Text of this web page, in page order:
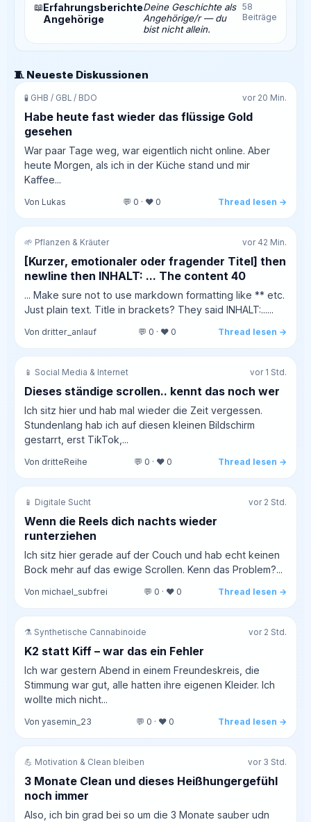
📖Erfahrungsberichte
Angehörige
Deine Geschichte als
Angehörige/r — du
bist nicht allein.
58
Beiträge
🧵 Neueste Diskussionen
🧪 GHB / GBL / BDO vor 20 Min.
Habe heute fast wieder das flüssige Gold
gesehen
War paar Tage weg, war eigentlich nicht online. Aber
heute Morgen, als ich in der Küche stand und mir
Kaffee...
Von Lukas 💬 0 · ❤️ 0 Thread lesen →
🌱 Pflanzen & Kräuter vor 42 Min.
[Kurzer, emotionaler oder fragender Titel] then
newline then INHALT: ... The content 40
... Make sure not to use markdown formatting like ** etc.
Just plain text. Title in brackets? They said INHALT:......
Von dritter_anlauf 💬 0 · ❤️ 0 Thread lesen →
📱 Social Media & Internet vor 1 Std.
Dieses ständige scrollen.. kennt das noch wer
Ich sitz hier und hab mal wieder die Zeit vergessen.
Stundenlang hab ich auf diesen kleinen Bildschirm
gestarrt, erst TikTok,...
Von dritteReihe 💬 0 · ❤️ 0 Thread lesen →
📱 Digitale Sucht vor 2 Std.
Wenn die Reels dich nachts wieder
runterziehen
Ich sitz hier gerade auf der Couch und hab echt keinen
Bock mehr auf das ewige Scrollen. Kenn das Problem?...
Von michael_subfrei 💬 0 · ❤️ 0 Thread lesen →
⚗️ Synthetische Cannabinoide vor 2 Std.
K2 statt Kiff – war das ein Fehler
Ich war gestern Abend in einem Freundeskreis, die
Stimmung war gut, alle hatten ihre eigenen Kleider. Ich
wollte mich nicht...
Von yasemin_23 💬 0 · ❤️ 0 Thread lesen →
💪 Motivation & Clean bleiben vor 3 Std.
3 Monate Clean und dieses Heißhungergefühl
noch immer
Also, ich bin grad bei so um die 3 Monate sauber udn